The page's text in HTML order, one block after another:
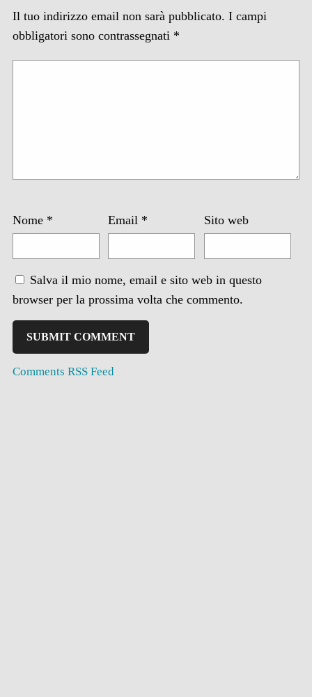
Il tuo indirizzo email non sarà pubblicato. I campi
obbligatori sono contrassegnati *
Nome * Email * Sito web
Salva il mio nome, email e sito web in questo
browser per la prossima volta che commento.
Comments RSS Feed